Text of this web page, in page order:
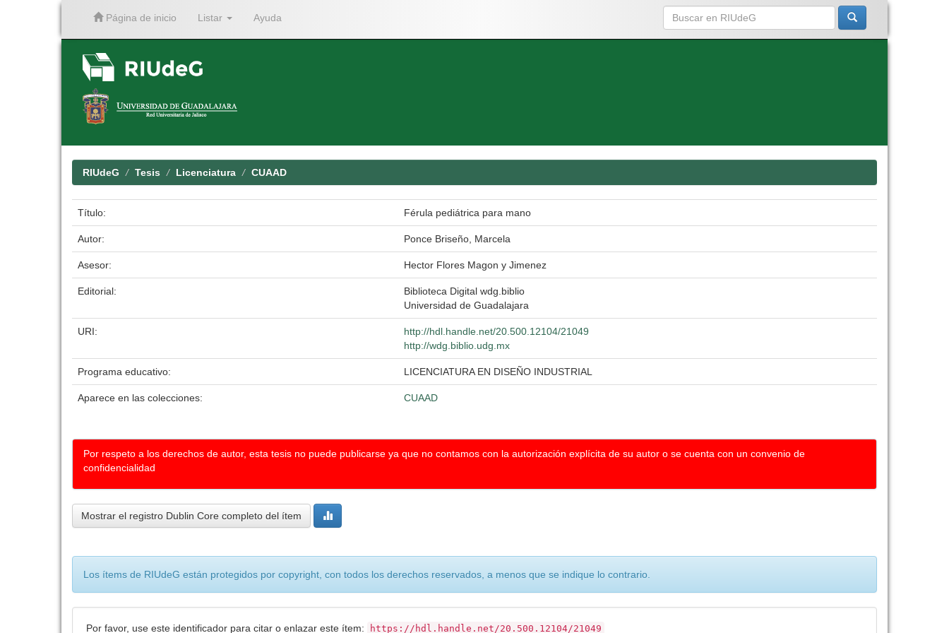
Página de inicio Listar Ayuda
RIUdeG Tesis Licenciatura CUAAD
Título: Férula pediátrica para mano
Autor: Ponce Briseño, Marcela
Asesor: Hector Flores Magon y Jimenez
Editorial:
Biblioteca Digital wdg.biblio
Universidad de Guadalajara
URI:
http://hdl.handle.net/20.500.12104/21049
http://wdg.biblio.udg.mx
Programa educativo: LICENCIATURA EN DISEÑO INDUSTRIAL
Aparece en las colecciones: CUAAD
Por respeto a los derechos de autor, esta tesis no puede publicarse ya que no contamos con la autorización explícita de su autor o se cuenta con un convenio de
confidencialidad
Mostrar el registro Dublin Core completo del ítem
Los ítems de RIUdeG están protegidos por copyright, con todos los derechos reservados, a menos que se indique lo contrario.
Por favor, use este identificador para citar o enlazar este ítem: https://hdl.handle.net/20.500.12104/21049